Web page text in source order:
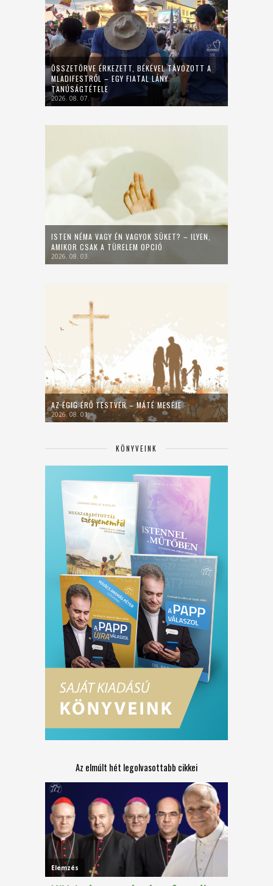
ÖSSZETÖRVE ÉRKEZETT, BÉKÉVEL TÁVOZOTT A
MLADIFESTRŐL – EGY FIATAL LÁNY
TANÚSÁGTÉTELE
2026. 08. 07.
ISTEN NÉMA VAGY ÉN VAGYOK SÜKET? – ILYEN,
AMIKOR CSAK A TÜRELEM OPCIÓ
2026. 08. 03.
AZ ÉGIG ÉRŐ TESTVÉR – MÁTÉ MESÉJE
2026. 08. 01.
KÖNYVEINK
Az elmúlt hét legolvasottabb cikkei